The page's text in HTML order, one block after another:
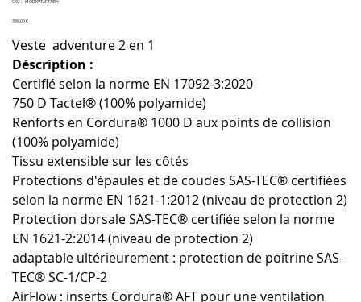
SKU : SKU
MODKVTAFTAIRH
Prix
399,00 €
Veste adventure 2 en 1
Déscription :
Certifié selon la norme EN 17092-3:2020
750 D Tactel® (100% polyamide)
Renforts en Cordura® 1000 D aux points de collision
(100% polyamide)
Tissu extensible sur les côtés
Protections d'épaules et de coudes SAS-TEC® certifiées
selon la norme EN 1621-1:2012 (niveau de protection 2)
Protection dorsale SAS-TEC® certifiée selon la norme
EN 1621-2:2014 (niveau de protection 2)
adaptable ultérieurement : protection de poitrine SAS-
TEC® SC-1/CP-2
AirFlow : inserts Cordura® AFT pour une ventilation